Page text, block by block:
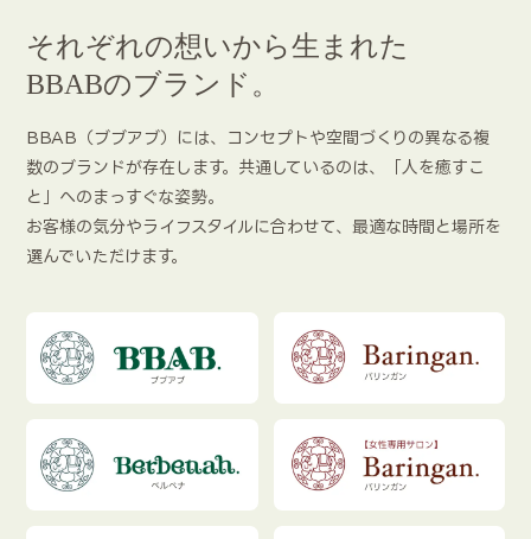
それぞれの想いから生まれた
BBABのブランド。
BBAB（ブブアブ）には、コンセプトや空間づくりの異なる複
数のブランドが存在します。共通しているのは、「人を癒すこ
と」へのまっすぐな姿勢。
お客様の気分やライフスタイルに合わせて、最適な時間と場所を
選んでいただけます。